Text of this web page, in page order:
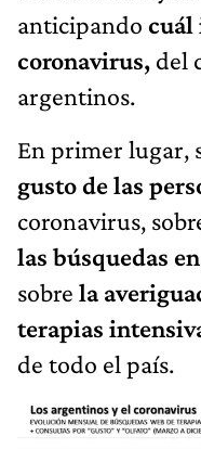
anticipando cuál
coronavirus, del
argentinos.
En primer lugar,
gusto de las
coronavirus,
las búsquedas
sobre la
terapias
de todo el país.